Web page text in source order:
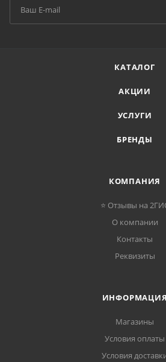
КАТАЛОГ
АКЦИИ
УСЛУГИ
БРЕНДЫ
КОМПАНИЯ
⭐ Отзывы на
О компании
Контакты
Реквизиты
ИНФОРМАЦИЯ
Магазины
Условия оплаты
Условия